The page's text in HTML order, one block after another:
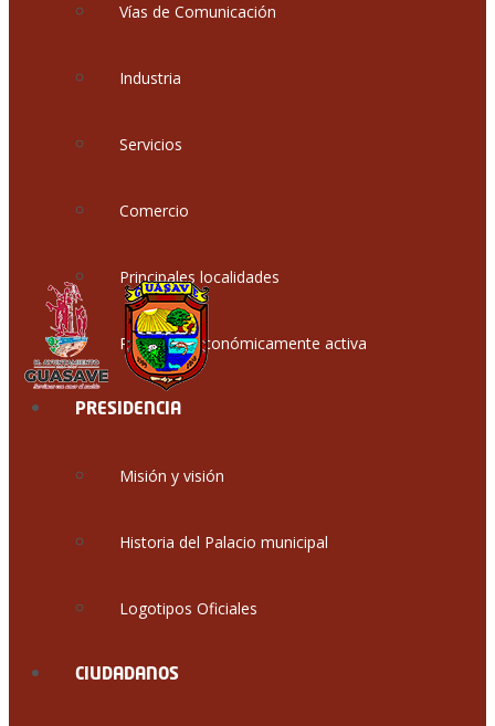
Vías de Comunicación
Industria
Servicios
Comercio
Principales localidades
Población económicamente activa
PRESIDENCIA
Misión y visión
Historia del Palacio municipal
Logotipos Oficiales
CIUDADANOS